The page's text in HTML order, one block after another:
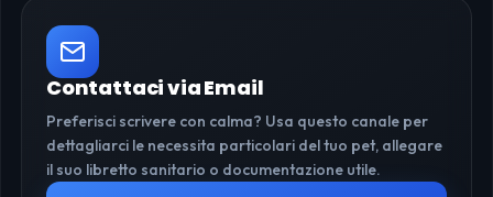
Contattaci via Email
Preferisci scrivere con calma? Usa questo canale per
dettagliarci le necessita particolari del tuo pet, allegare
il suo libretto sanitario o documentazione utile.